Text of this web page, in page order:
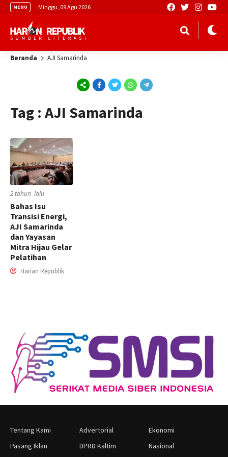
MENU Minggu, 09 Agu 2026
Beranda AJI Samarinda
Tag : AJI Samarinda
2 tahun lalu
Bahas Isu
Transisi Energi,
AJI Samarinda
dan Yayasan
Mitra Hijau Gelar
Pelatihan
Harian Republik
Tentang Kami
Pasang Iklan
Advertorial
DPRD Kaltim
Ekonomi
Nasional